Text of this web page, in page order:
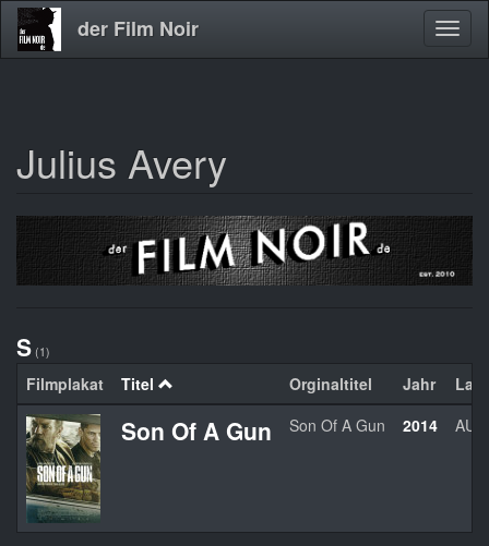
Direkt
zum
der Film Noir
Julius Avery
S (1)
Filmplakat Titel Orginaltitel Jahr
Son Of A Gun Son Of A Gun 2014